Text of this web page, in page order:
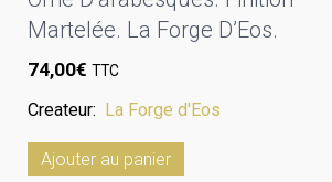
Martelée. La Forge D’Eos.
74,00€ TTC
Createur: La Forge d'Eos
Ajouter au panier